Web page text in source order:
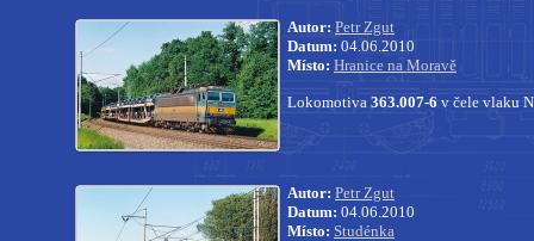
Autor: Petr Zgut
Datum: 04.06.2010
Místo: Hranice na Moravě
Lokomotiva 363.007-6 v čele vlaku
Autor: Petr Zgut
Datum: 04.06.2010
Místo: Studénka